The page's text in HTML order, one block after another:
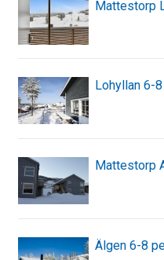
Mattestorp
Lohyllan 6-
Mattestorp
Älgen 6-8